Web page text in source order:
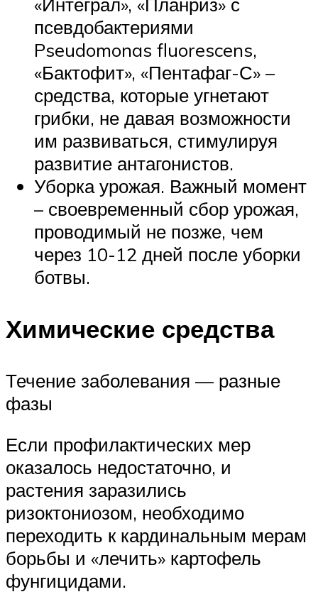
псевдобактериями
Pseudomonas fluorescens,
«Бактофит», «Пентафаг-С» –
средства, которые угнетают
грибки, не давая возможности
им развиваться, стимулируя
развитие антагонистов.
Уборка урожая. Важный момент
– своевременный сбор урожая,
проводимый не позже, чем
через 10-12 дней после уборки
ботвы.
Химические средства
Течение заболевания — разные
фазы
Если профилактических мер
оказалось недостаточно, и
растения заразились
ризоктониозом, необходимо
переходить к кардинальным мерам
борьбы и «лечить» картофель
фунгицидами.